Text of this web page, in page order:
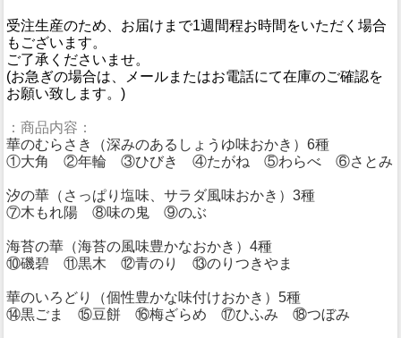
受注生産のため、お届けまで1週間程お時間をいただく場合
もございます。
ご了承くださいませ。
(お急ぎの場合は、メールまたはお電話にて在庫のご確認を
お願い致します。)
：商品内容：
華のむらさき（深みのあるしょうゆ味おかき）6種
①大角 ②年輪 ③ひびき ④たがね ⑤わらべ ⑥さとみ
汐の華（さっぱり塩味、サラダ風味おかき）3種
⑦木もれ陽 ⑧味の鬼 ⑨のぶ
海苔の華（海苔の風味豊かなおかき）4種
⑩磯碧 ⑪黒木 ⑫青のり ⑬のりつきやま
華のいろどり（個性豊かな味付けおかき）5種
⑭黒ごま ⑮豆餅 ⑯梅ざらめ ⑰ひふみ ⑱つぼみ